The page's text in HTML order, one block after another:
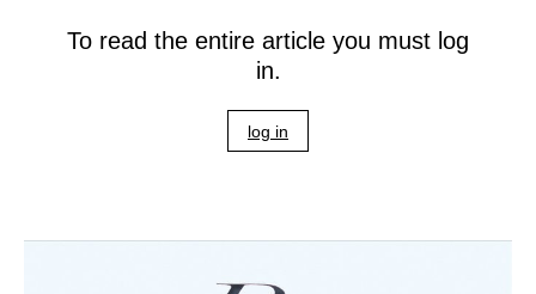
To read the entire article you must log
in.
log in